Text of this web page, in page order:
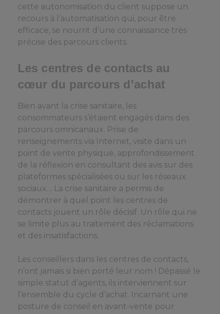
cette autonomisation du client suppose un
recours à l’automatisation qui, pour être
efficace, se nourrit d’une connaissance très
précise des parcours clients.
Les centres de contacts au
cœur du parcours d’achat
Bien avant la crise sanitaire, les
consommateurs s’étaient engagés dans des
parcours omnicanaux. Prise de
renseignements via Internet, visite dans un
point de vente physique, approfondissement
de la réflexion en consultant des avis sur des
plateformes spécialisées ou sur les réseaux
sociaux… La crise sanitaire a permis de
démontrer à quel point les centres de
contacts jouent un rôle décisif. Un rôle qui ne
se limite plus au traitement des réclamations
et des insatisfactions.
Les conseillers dans les centres de contacts,
n’ont jamais si bien porté leur nom ! Dépassé le
simple statut d’agents, ils interviennent sur
l’ensemble du cycle d’achat. Incarnant une
posture de conseil en avant-vente pour